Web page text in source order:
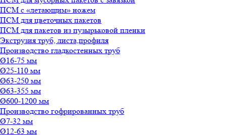
ПСМ с «летающим» ножем
ПСМ для цветочных пакетов
ПСМ для пакетов из пузырьковой пленки
Экструзия труб, листа,профиля
Производство гладкостенных труб
Ø16-75 мм
Ø25-110 мм
Ø63-250 мм
Ø63-355 мм
Ø600-1200 мм
Производство гофрированных труб
Ø7-32 мм
Ø12-63 мм